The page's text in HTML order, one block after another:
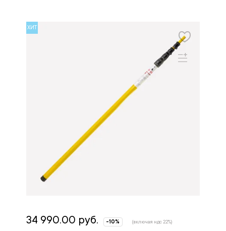
ХИТ
34 990.00 руб. -10% (включая ндс 22%)